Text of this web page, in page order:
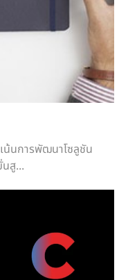
นการพัฒนาโซลูชัน
สู...